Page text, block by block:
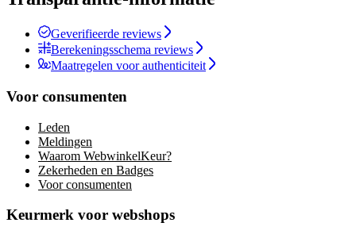
Geverifieerde reviews
Berekeningsschema reviews
Maatregelen voor authenticiteit
Voor consumenten
Leden
Meldingen
Waarom WebwinkelKeur?
Zekerheden en Badges
Voor consumenten
Keurmerk voor webshops